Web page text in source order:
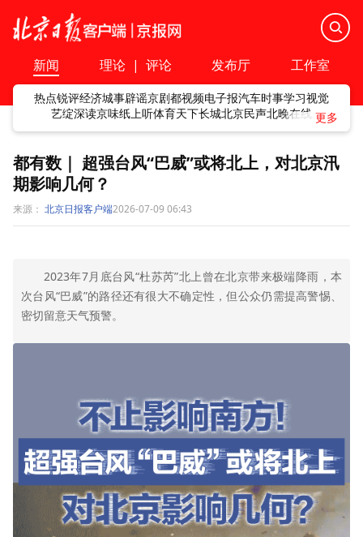
新闻 理论 | 评论 发布厅 工作室
热点锐评经济城事辟谣京剧都视频电子报汽车时事学习视觉
艺绽深读京味纸上听体育天下长城北京民声北晚在线
都有数｜ 超强台风“巴威”或将北上，对北京汛
期影响几何？
来源： 北京日报客户端2026-07-09 06:43
2023年7月底台风“杜苏芮”北上曾在北京带来极端降雨，本
次台风“巴威”的路径还有很大不确定性，但公众仍需提高警惕、
密切留意天气预警。